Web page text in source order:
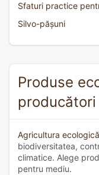
Sfaturi practice
Silvo-pășuni
Produse
Agricultura ecologică
biodiversitatea,
climatice. Alege
pentru mediu.